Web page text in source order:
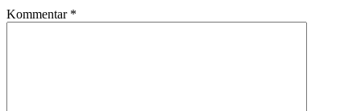
Kommentar *